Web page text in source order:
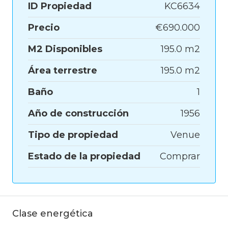
ID Propiedad
KC6634
Precio
€690.000
M2 Disponibles
195.0 m2
Área terrestre
195.0 m2
Baño
1
Año de construcción
1956
Tipo de propiedad
Venue
Estado de la propiedad
Comprar
Clase energética